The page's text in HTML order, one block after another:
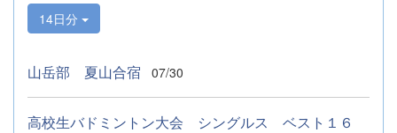
14日分
山岳部 夏山合宿 07/30
高校生バドミントン大会 シングルス ベスト１６